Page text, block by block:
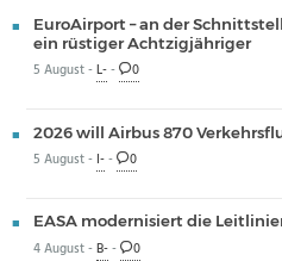
EuroAirport – an der
ein rüstiger Achtzigjähriger
5 August -L-- 0
2026 will Airbus 870
5 August - I-- 0
EASA modernisiert die
4 August -B-- 0